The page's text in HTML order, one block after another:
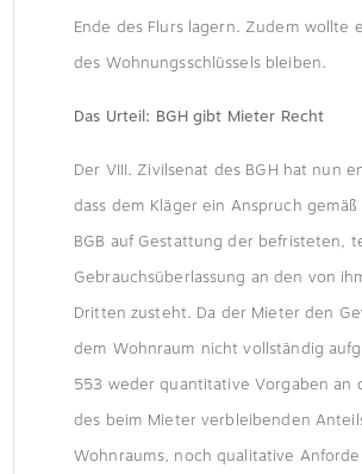
Ende des Flurs lagern. Zudem wollte
des Wohnungsschlüssels bleiben.
Das Urteil: BGH gibt Mieter Recht
Der VIII. Zivilsenat des BGH hat nun
dass dem Kläger ein Anspruch gemäß
BGB auf Gestattung der befristeten,
Gebrauchsüberlassung an den von
Dritten zusteht. Da der Mieter den
dem Wohnraum nicht vollständig
553 weder quantitative Vorgaben an
des beim Mieter verbleibenden
Wohnraums, noch qualitative